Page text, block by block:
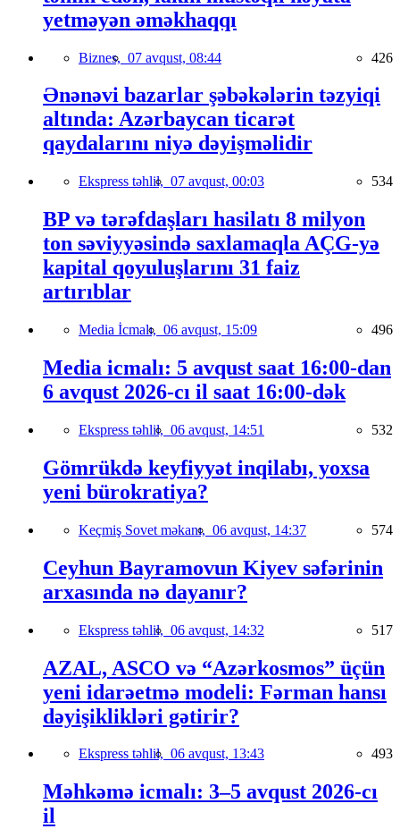
yetməyən əməkhaqqı
Biznes, 07 avqust, 08:44 426
Ənənəvi bazarlar şəbəkələrin təzyiqi
altında: Azərbaycan ticarət
qaydalarını niyə dəyişməlidir
Ekspress təhlil, 07 avqust, 00:03 534
BP və tərəfdaşları hasilatı 8 milyon
ton səviyyəsində saxlamaqla AÇG-yə
kapital qoyuluşlarını 31 faiz
artırıblar
Media İcmalı, 06 avqust, 15:09 496
Media icmalı: 5 avqust saat 16:00-dan
6 avqust 2026-cı il saat 16:00-dək
Ekspress təhlil, 06 avqust, 14:51 532
Gömrükdə keyfiyyət inqilabı, yoxsa
yeni bürokratiya?
Keçmiş Sovet məkanı, 06 avqust, 14:37 574
Ceyhun Bayramovun Kiyev səfərinin
arxasında nə dayanır?
Ekspress təhlil, 06 avqust, 14:32 517
AZAL, ASCO və “Azərkosmos” üçün
yeni idarəetmə modeli: Fərman hansı
dəyişiklikləri gətirir?
Ekspress təhlil, 06 avqust, 13:43 493
Məhkəmə icmalı: 3–5 avqust 2026-cı
il